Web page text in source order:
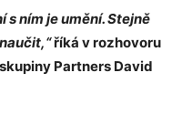
s ním je umění. Stejně
říká v rozhovoru
Partners David